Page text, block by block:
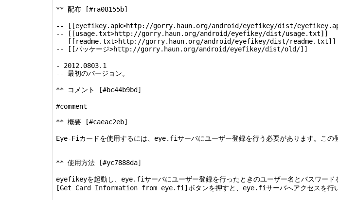
** 配布 [#ra08155b]
-- [[eyefikey.apk>http://gorry.haun.org/android/eyefikey/dist/
-- [[usage.txt>http://gorry.haun.org/android/eyefikey/dist/usage.txt]]
-- [[readme.txt>http://gorry.haun.org/android/eyefikey/dist/readme.txt]]
-- [[パッケージ>http://gorry.haun.org/android/eyefikey/dist/old/]]
- 2012.0803.1
-- 最初のバージョン。
** コメント [#bc44b9bd]
#comment
** 概要 [#caeac2eb]
Eye-Fiカードを使用するには、eye.fiサーバにユーザー登録を行う必要があります。この
** 使用方法 [#yc7888da]
eyefikeyを起動し、eye.fiサーバにユーザー登録を行ったときのユーザー名とパスワード
[Get Card Information from eye.fi]ボタンを押すと、eye.fiサーバへアクセスを行い、